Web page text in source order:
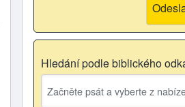
Hledání podle biblického